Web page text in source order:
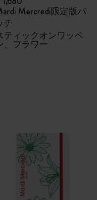
Mercredi限定版パ
チ
ティックオンワッペ
、フラワー